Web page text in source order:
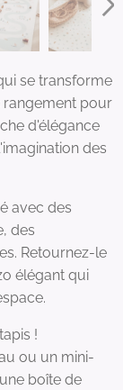
se transforme
rangement pour
d'élégance
des
avec des
des
Retournez-le
élégant qui
!
ou un mini-
boîte de